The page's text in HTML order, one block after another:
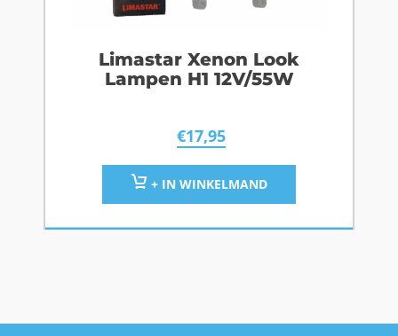
Limastar Xenon Look
Lampen H1 12V/55W
€17,95
+ IN WINKELMAND